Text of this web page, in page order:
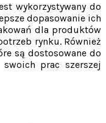
wykorzystywany do
dopasowanie ich
dla produktów
rynku. Również
są dostosowane do
prac szerszej